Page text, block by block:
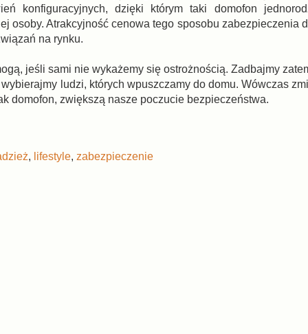
konfiguracyjnych, dzięki którym taki domofon
osoby. Atrakcyjność cenowa tego sposobu zabezpieczenia
na rynku.
jeśli sami nie wykażemy się ostrożnością. Zadbajmy
ludzi, których wpuszczamy do domu. Wówczas
domofon, zwiększą nasze poczucie bezpieczeństwa.
, lifestyle, zabezpieczenie